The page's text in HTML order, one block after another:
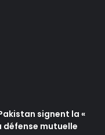
signent la «
défense mutuelle